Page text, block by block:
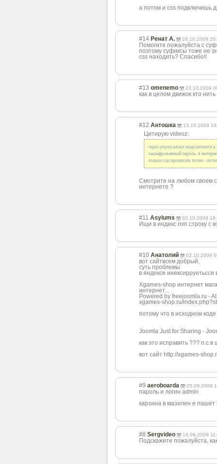
а потом и css подключишь
#14 Ренат А. 26.10.2009
Помогите пожалуйста с
поэтому суфиксы тоже не
css находить? Спасибо!!
#13 omenemo 23.10.2009
как в целом движок кто
#12 Антошка 13.10.2009
Цитирую videoz:
через phpmyadmin подключится к
зашифрованный пароль. в
только где прописать точно -
Смотрите на любом своем
интернете ?
#11 Asylums 03.10.2009
Ищи в индекс пхп строку с
#10 Анатолий 02.10.2009
вот сайтвсем добрый,
суть проблемы
в яндексе инексирруетьсся
Xgames-shop интернет
интернет...
Powered by freejoomla.ru -
xgames-shop.ru/
потому что в исходном коде
Joomla Just for Sharing -
как это исправить ??? п.с в
вот сайт http://xgames-
#9 aeroboarda 25.09.2009
пароль и логин admin
карзина в мазилен е пашет
#8 Sergvideo 16.09.2009
Подскажите пожалуйста,